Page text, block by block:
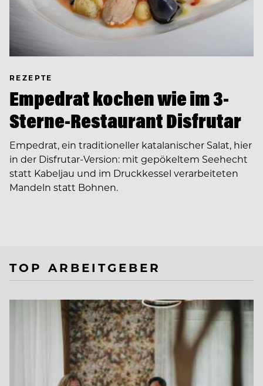
REZEPTE
Empedrat kochen wie im 3-
Sterne-Restaurant Disfrutar
Empedrat, ein traditioneller katalanischer Salat, hier
in der Disfrutar-Version: mit gepökeltem Seehecht
statt Kabeljau und im Druckkessel verarbeiteten
Mandeln statt Bohnen.
TOP ARBEITGEBER